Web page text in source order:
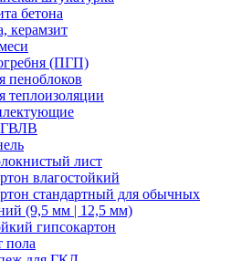
бетона
керамзит
(ПГП)
пеноблоков
теплоизоляции
ГВЛВ
лист
влагостойкий
стандартный для обычных
(9,5 мм | 12,5 мм)
гипсокартон
пола